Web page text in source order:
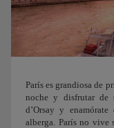
París es grandiosa de
noche y disfrutar de
d’Orsay y
alberga. París no vive